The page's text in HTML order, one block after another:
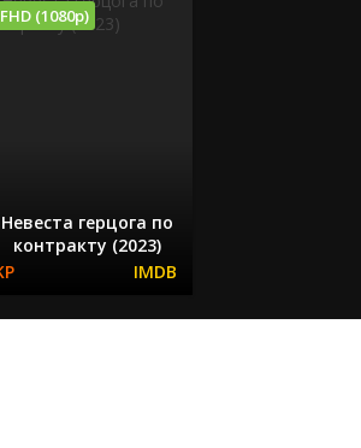
FHD (1080p)
Невеста герцога по
контракту (2023)